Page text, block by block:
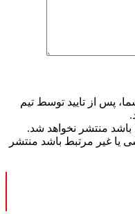
پس از تایید توسط تیم
باشد منتشر نخواهد شد.
یا غیر مرتبط باشد منتشر